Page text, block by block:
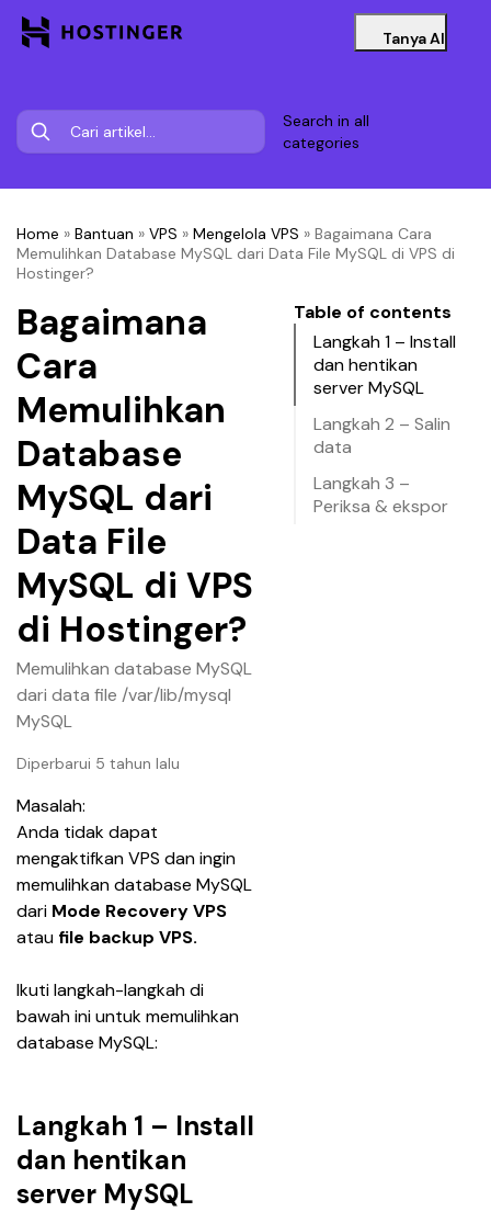
Tanya AI
Search in all
categories
Home » Bantuan » VPS » Mengelola VPS » Bagaimana Cara
Memulihkan Database MySQL dari Data File MySQL di VPS di
Hostinger?
Bagaimana
Cara
Memulihkan
Database
MySQL dari
Data File
MySQL di VPS
di Hostinger?
Memulihkan database MySQL
dari data file /var/lib/mysql
MySQL
Diperbarui 5 tahun lalu
Masalah:
Anda tidak dapat
mengaktifkan VPS dan ingin
memulihkan database MySQL
dari Mode Recovery VPS
atau file backup VPS.
Ikuti langkah-langkah di
bawah ini untuk memulihkan
database MySQL:
Langkah 1 – Install
dan hentikan
server MySQL
Table of contents
Langkah 1 – Install
dan hentikan
server MySQL
Langkah 2 – Salin
data
Langkah 3 –
Periksa & ekspor